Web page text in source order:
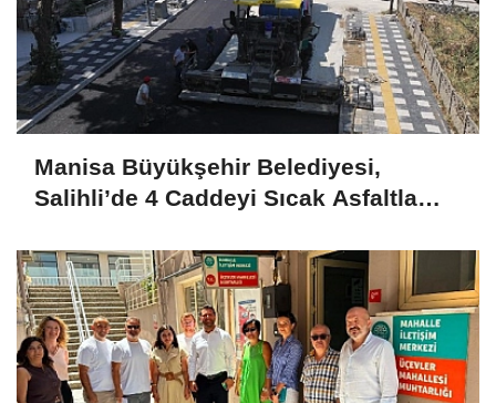
Manisa Büyükşehir Belediyesi,
Salihli’de 4 Caddeyi Sıcak Asfaltla